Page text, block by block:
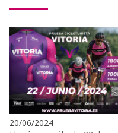
20/06/2024